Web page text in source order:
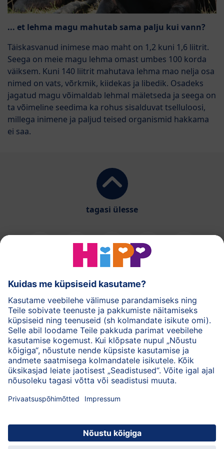
... et lehma magu mahutab sama palju kui vann?
Täiskasvanud inimese mao maht on 1,2 kuni 1,6 liitrit.
Seega on meie magu lehma omast umbes 100 korda
väiksem. Kuni 140 liitrit mahutava lehma mao nelja osa
nimed on vats, võrkmik, kiidekas ja libedik. Osadeks
jagatud magu võimaldab lehmal mäletseda ja seega on
ta võimeline seedima ka rohus sisalduvat tselluloosi,
millega inimene ja paljud teised organismid hakkama
ei saa.
tagasi ülesse
HiPPi piimasegud
HiPPi imikutoidud
HiPPi nahahooldus
Privaatsuspõhimõtted
Kasutustingimused
Andmed
Ettevõttest HiPP Kontakt